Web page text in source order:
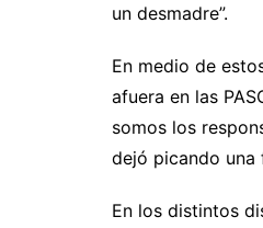
un desmadre”.
En medio de
afuera en las
somos los
dejó picando una
En los distintos